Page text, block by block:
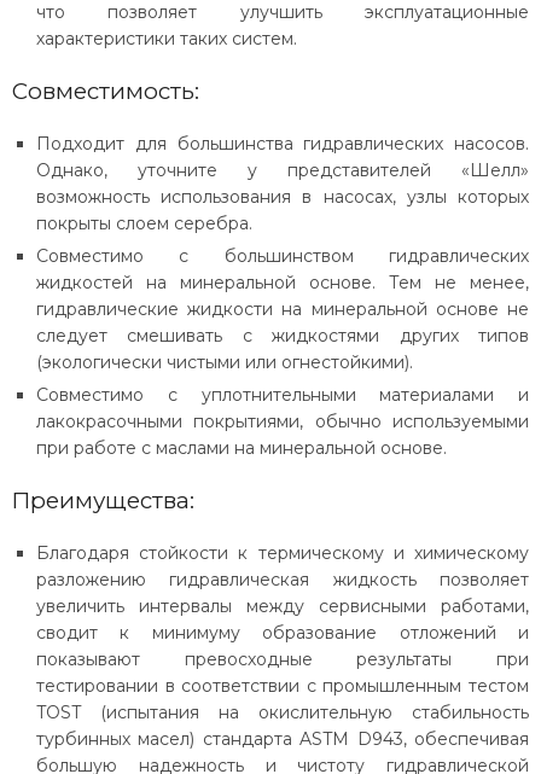
что позволяет улучшить эксплуатационные
характеристики таких систем.
Совместимость:
Подходит для большинства гидравлических насосов.
Однако, уточните у представителей «Шелл»
возможность использования в насосах, узлы которых
покрыты слоем серебра.
Совместимо с большинством гидравлических
жидкостей на минеральной основе. Тем не менее,
гидравлические жидкости на минеральной основе не
следует смешивать с жидкостями других типов
(экологически чистыми или огнестойкими).
Совместимо с уплотнительными материалами и
лакокрасочными покрытиями, обычно используемыми
при работе с маслами на минеральной основе.
Преимущества:
Благодаря стойкости к термическому и химическому
разложению гидравлическая жидкость позволяет
увеличить интервалы между сервисными работами,
сводит к минимуму образование отложений и
показывают превосходные результаты при
тестировании в соответствии с промышленным тестом
TOST (испытания на окислительную стабильность
турбинных масел) стандарта ASTM D943, обеспечивая
большую надежность и чистоту гидравлической